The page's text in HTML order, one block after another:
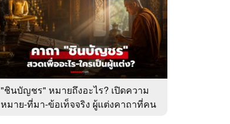
"ชินบัญชร" หมายถึงอะไร? เปิดความ
หมาย-ที่มา-ข้อเท็จจริง ผู้แต่งคาถาที่คน